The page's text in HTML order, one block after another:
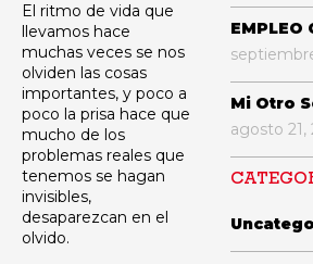
El ritmo de vida que
llevamos hace
muchas veces se nos
olviden las cosas
importantes, y poco a
poco la prisa hace que
mucho de los
problemas reales que
tenemos se hagan
invisibles,
desaparezcan en el
olvido.
EMPLEO
Mi Otro
agosto 21,